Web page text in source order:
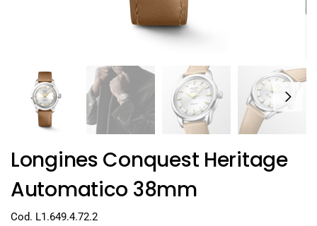
Longines Conquest Heritage
Automatico 38mm
Cod. L1.649.4.72.2